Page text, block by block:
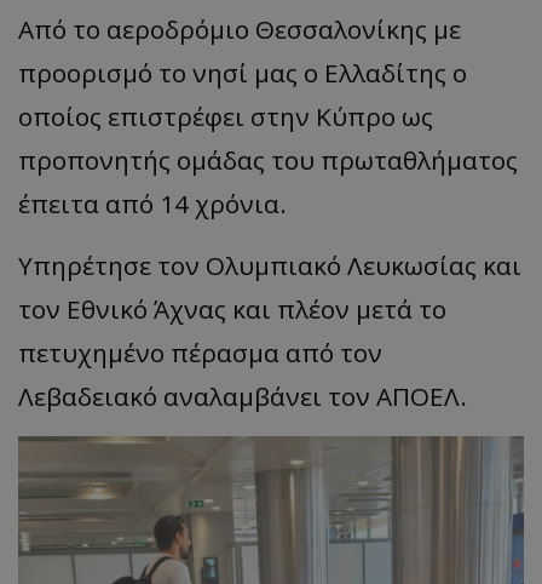
Από το αεροδρόμιο Θεσσαλονίκης με
προορισμό το νησί μας ο Ελλαδίτης ο
οποίος επιστρέφει στην Κύπρο ως
προπονητής ομάδας του πρωταθλήματος
έπειτα από 14 χρόνια.
Υπηρέτησε τον Ολυμπιακό Λευκωσίας και
τον Εθνικό Άχνας και πλέον μετά το
πετυχημένο πέρασμα από τον
Λεβαδειακό αναλαμβάνει τον ΑΠΟΕΛ.